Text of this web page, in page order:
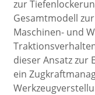
zur
Gesamtmodell
Maschinen- und
dieser Ansatz zur
ein